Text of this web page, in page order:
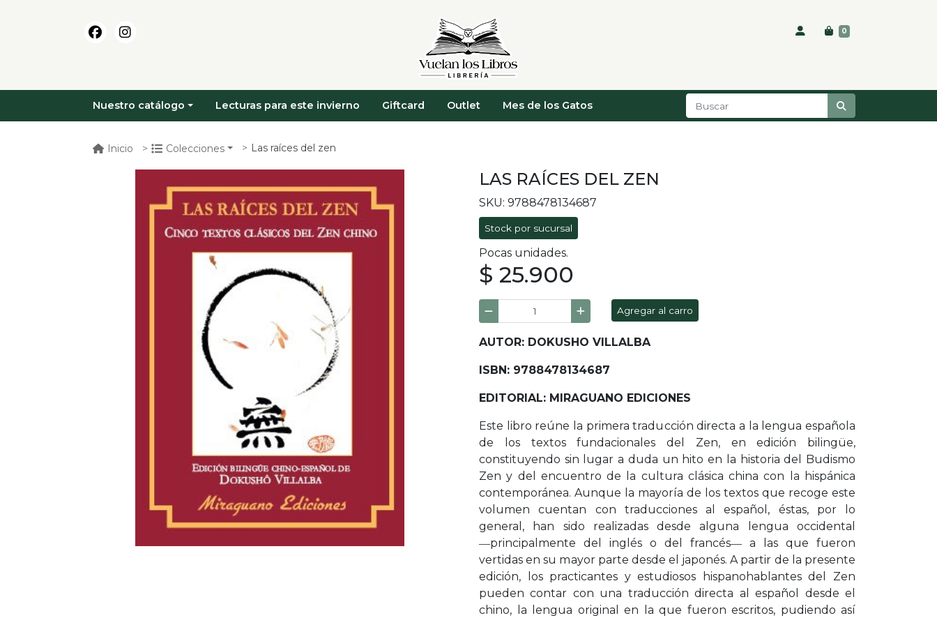
0
Nuestro catálogo Lecturas para este invierno Giftcard Outlet Mes de los Gatos
Inicio Colecciones Las raíces del zen
LAS RAÍCES DEL ZEN
SKU: 9788478134687
Stock por sucursal
Pocas unidades.
$ 25.900
Agregar al carro
AUTOR: DOKUSHO VILLALBA
ISBN: 9788478134687
EDITORIAL: MIRAGUANO EDICIONES
Este libro reúne la primera traducción directa a la lengua española
de los textos fundacionales del Zen, en edición bilingüe,
constituyendo sin lugar a duda un hito en la historia del Budismo
Zen y del encuentro de la cultura clásica china con la hispánica
contemporánea. Aunque la mayoría de los textos que recoge este
volumen cuentan con traducciones al español, éstas, por lo
general, han sido realizadas desde alguna lengua occidental
―principalmente del inglés o del francés― a las que fueron
vertidas en su mayor parte desde el japonés. A partir de la presente
edición, los practicantes y estudiosos hispanohablantes del Zen
pueden contar con una traducción directa al español desde el
chino, la lengua original en la que fueron escritos, pudiendo así